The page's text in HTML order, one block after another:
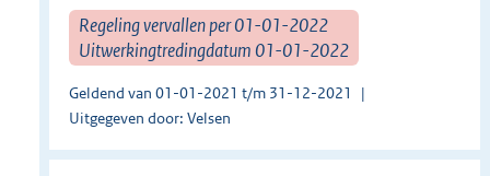
Regeling vervallen per 01-01-2022
Uitwerkingtredingdatum 01-01-2022
Geldend van 01-01-2021 t/m 31-12-2021
Uitgegeven door: Velsen